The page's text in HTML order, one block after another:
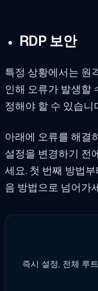
RDP 보안
특정 상황에서는 원
인해 오류가 발생할
정해야 할 수 있습니
아래에 오류를 해결
설정을 변경하기 전
세요. 첫 번째 방법
음 방법으로 넘어가
즉시 설정, 전체 루